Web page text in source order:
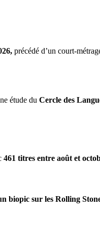
précédé d’un court-
étude du Cercle des
461 titres entre août et
biopic sur les Rolling